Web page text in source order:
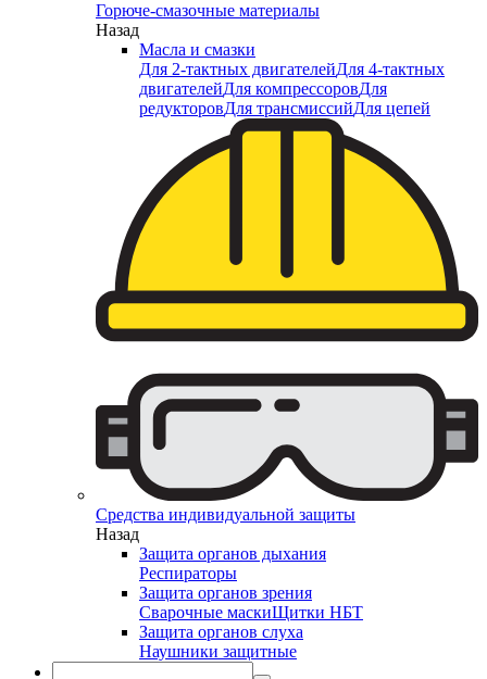
Горюче-смазочные материалы
Назад
Масла и смазки
Для 2-тактных двигателейДля 4-тактных
двигателейДля компрессоровДля
редукторовДля трансмиссийДля цепей
Средства индивидуальной защиты
Назад
Защита органов дыхания
Респираторы
Защита органов зрения
Сварочные маскиЩитки НБТ
Защита органов слуха
Наушники защитные